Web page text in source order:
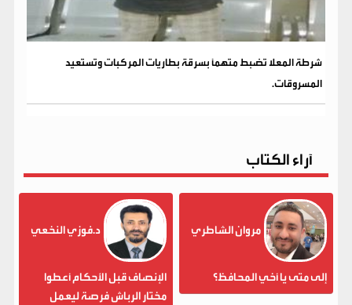
شرطة المعلا تضبط متهماً بسرقة بطاريات المركبات وتستعيد
المسروقات.
آراء الكتاب
مروان الشاطري
إلى متى يا أخي المحافظ؟
د.فوزي النخعي
الإنصاف قبل الأحكام أعطوا
مختار الرباش فرصة ليعمل